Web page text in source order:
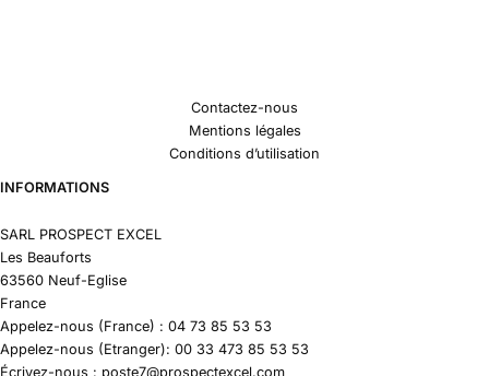
Contactez-nous
Mentions légales
Conditions d’utilisation
INFORMATIONS
SARL PROSPECT EXCEL
Les Beauforts
63560 Neuf-Eglise
France
Appelez-nous (France) : 04 73 85 53 53
Appelez-nous (Etranger): 00 33 473 85 53 53
Écrivez-nous : poste7@prospectexcel.com